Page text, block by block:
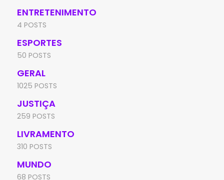
ENTRETENIMENTO
4 POSTS
ESPORTES
50 POSTS
GERAL
1025 POSTS
JUSTIÇA
259 POSTS
LIVRAMENTO
310 POSTS
MUNDO
68 POSTS